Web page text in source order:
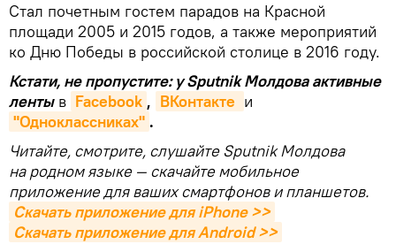
Стал почетным гостем парадов на Красной
площади 2005 и 2015 годов, а также мероприятий
ко Дню Победы в российской столице в 2016 году.
Кстати, не пропустите: у Sputnik Молдова активные
ленты в Facebook , ВКонтакте и
"Одноклассниках" .
Читайте, смотрите, слушайте Sputnik Молдова
на родном языке — скачайте мобильное
приложение для ваших смартфонов и планшетов.
Скачать приложение для iPhone >>
Скачать приложение для Android >>